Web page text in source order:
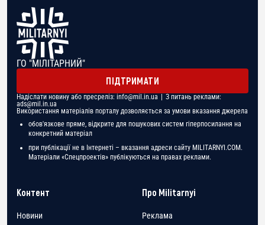
ГО "МІЛІТАРНИЙ"
ПІДТРИМАТИ
Надіслати новину або пресреліз: info@mil.in.ua | З питань реклами:
ads@mil.in.ua
Використання матеріалів порталу дозволяється за умови вказання джерела
обов'язкове пряме, відкрите для пошукових систем гіперпосилання на
конкретний матеріал
при публікації не в Інтернеті – вказання адреси сайту MILITARNYI.COM.
Матеріали «Спецпроектів» публікуються на правах реклами.
Контент
Новини
Про Militarnyi
Реклама